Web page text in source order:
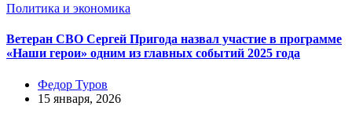
Политика и экономика
Ветеран СВО Сергей Пригода назвал участие в программе
«Наши герои» одним из главных событий 2025 года
Федор Туров
15 января, 2026